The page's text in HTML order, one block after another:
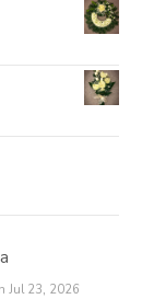
Jul 23, 2026